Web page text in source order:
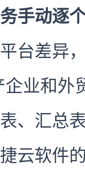
手动逐
台差异
企业和外
、汇总
云软件